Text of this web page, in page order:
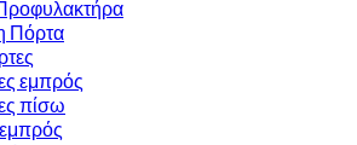
Πόρτα
εμπρός
πίσω